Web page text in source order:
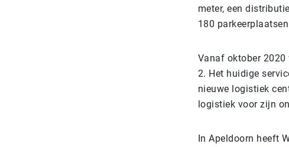
meter, een
180
Vanaf oktober 2020
2. Het huidige
nieuwe logistiek
logistiek voor zijn
In Apeldoorn heeft